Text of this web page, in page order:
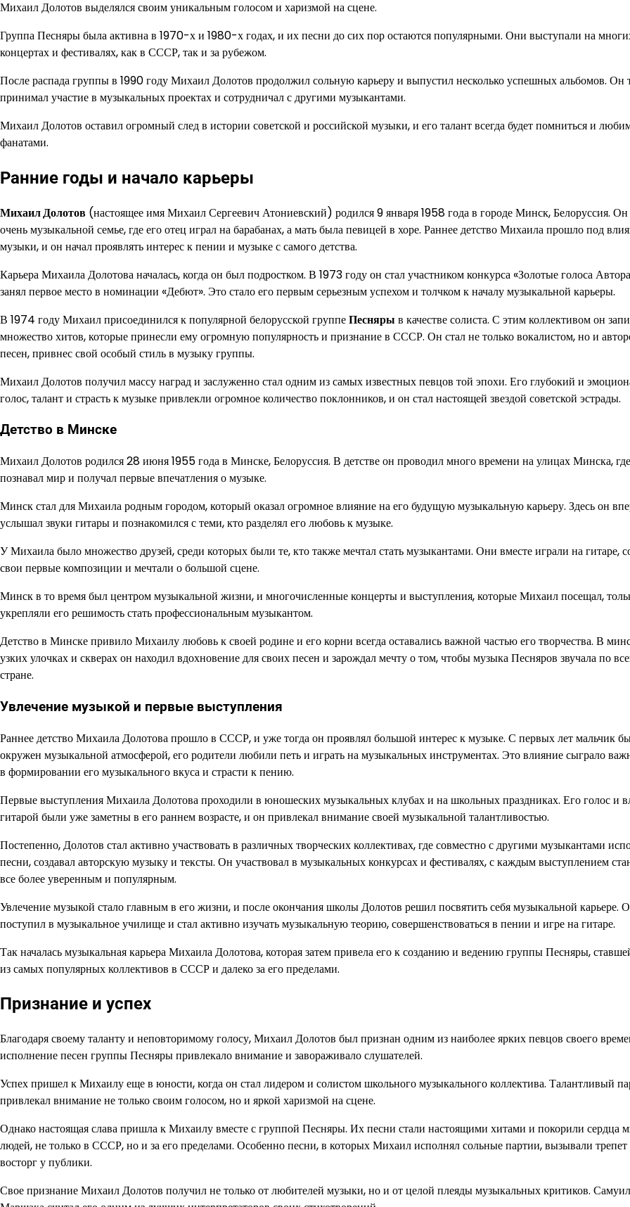
Михаил Долотов выделялся своим уникальным голосом и харизмой на сцене.
Группа Песняры была активна в 1970-х и 1980-х годах, и их песни до сих пор остаются популярными. Они выступали на
концертах и фестивалях, как в СССР, так и за рубежом.
После распада группы в 1990 году Михаил Долотов продолжил сольную карьеру и выпустил несколько успешных альбомов. Он
принимал участие в музыкальных проектах и сотрудничал с другими музыкантами.
Михаил Долотов оставил огромный след в истории советской и российской музыки, и его талант всегда будет помниться и
фанатами.
Ранние годы и начало карьеры
Михаил Долотов (настоящее имя Михаил Сергеевич Атониевский) родился 9 января 1958 года в городе Минск, Белоруссия. Он
очень музыкальной семье, где его отец играл на барабанах, а мать была певицей в хоре. Раннее детство Михаила прошло под
музыки, и он начал проявлять интерес к пении и музыке с самого детства.
Карьера Михаила Долотова началась, когда он был подростком. В 1973 году он стал участником конкурса «Золотые голоса
занял первое место в номинации «Дебют». Это стало его первым серьезным успехом и толчком к началу музыкальной карьеры.
В 1974 году Михаил присоединился к популярной белорусской группеПесняры в качестве солиста. С этим коллективом он
множество хитов, которые принесли ему огромную популярность и признание в СССР. Он стал не только вокалистом, но и
песен, привнес свой особый стиль в музыку группы.
Михаил Долотов получил массу наград и заслуженно стал одним из самых известных певцов той эпохи. Его глубокий и
голос, талант и страсть к музыке привлекли огромное количество поклонников, и он стал настоящей звездой советской эстрады.
Детство в Минске
Михаил Долотов родился 28 июня 1955 года в Минске, Белоруссия. В детстве он проводил много времени на улицах Минска, где
познавал мир и получал первые впечатления о музыке.
Минск стал для Михаила родным городом, который оказал огромное влияние на его будущую музыкальную карьеру. Здесь он
услышал звуки гитары и познакомился с теми, кто разделял его любовь к музыке.
У Михаила было множество друзей, среди которых были те, кто также мечтал стать музыкантами. Они вместе играли на гитаре,
свои первые композиции и мечтали о большой сцене.
Минск в то время был центром музыкальной жизни, и многочисленные концерты и выступления, которые Михаил посещал,
укрепляли его решимость стать профессиональным музыкантом.
Детство в Минске привило Михаилу любовь к своей родине и его корни всегда оставались важной частью его творчества. В
узких улочках и скверах он находил вдохновение для своих песен и зарождал мечту о том, чтобы музыка Песняров звучала по
стране.
Увлечение музыкой и первые выступления
Раннее детство Михаила Долотова прошло в СССР, и уже тогда он проявлял большой интерес к музыке. С первых лет мальчик
окружен музыкальной атмосферой, его родители любили петь и играть на музыкальных инструментах. Это влияние сыграло
в формировании его музыкального вкуса и страсти к пению.
Первые выступления Михаила Долотова проходили в юношеских музыкальных клубах и на школьных праздниках. Его голос и
гитарой были уже заметны в его раннем возрасте, и он привлекал внимание своей музыкальной талантливостью.
Постепенно, Долотов стал активно участвовать в различных творческих коллективах, где совместно с другими музыкантами
песни, создавал авторскую музыку и тексты. Он участвовал в музыкальных конкурсах и фестивалях, с каждым выступлением
все более уверенным и популярным.
Увлечение музыкой стало главным в его жизни, и после окончания школы Долотов решил посвятить себя музыкальной карьере.
поступил в музыкальное училище и стал активно изучать музыкальную теорию, совершенствоваться в пении и игре на гитаре.
Так началась музыкальная карьера Михаила Долотова, которая затем привела его к созданию и ведению группы Песняры,
из самых популярных коллективов в СССР и далеко за его пределами.
Признание и успех
Благодаря своему таланту и неповторимому голосу, Михаил Долотов был признан одним из наиболее ярких певцов своего
исполнение песен группы Песняры привлекало внимание и завораживало слушателей.
Успех пришел к Михаилу еще в юности, когда он стал лидером и солистом школьного музыкального коллектива. Талантливый
привлекал внимание не только своим голосом, но и яркой харизмой на сцене.
Однако настоящая слава пришла к Михаилу вместе с группой Песняры. Их песни стали настоящими хитами и покорили сердца
людей, не только в СССР, но и за его пределами. Особенно песни, в которых Михаил исполнял сольные партии, вызывали трепет
восторг у публики.
Свое признание Михаил Долотов получил не только от любителей музыки, но и от целой плеяды музыкальных критиков.